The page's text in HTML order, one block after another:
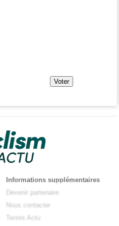
Informations supplémentaires
Devenir partenaire
Nous contacter
Tennis Actu